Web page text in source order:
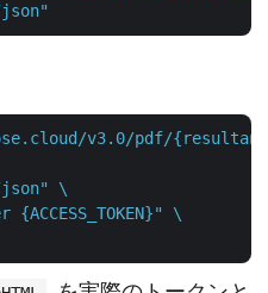
v3.0/pdf/
\
\